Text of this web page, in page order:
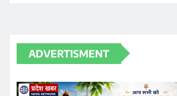
ADVERTISMENT